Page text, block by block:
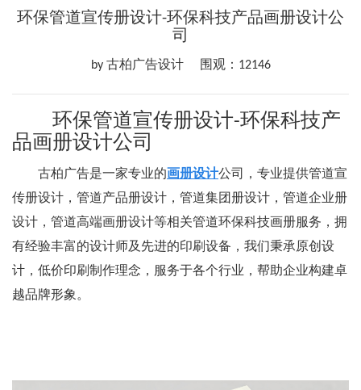
环保管道宣传册设计-环保科技产品画册设计公
司
by 古柏广告设计 围观：12146
环保管道宣传册设计-环保科技产
品画册设计公司
古柏广告是一家专业的画册设计公司，专业提供管道宣
传册设计，管道产品册设计，管道集团册设计，管道企业册
设计，管道高端画册设计等相关管道环保科技画册服务，拥
有经验丰富的设计师及先进的印刷设备，我们秉承原创设
计，低价印刷制作理念，服务于各个行业，帮助企业构建卓
越品牌形象。